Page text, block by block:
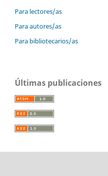
Para lectores/as
Para autores/as
Para bibliotecarios/as
Últimas publicaciones